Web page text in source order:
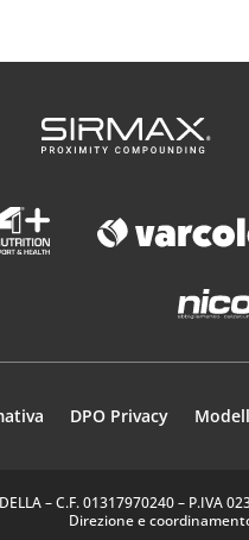
DPO Privacy
– C.F. 01317970240 –
Direzione e